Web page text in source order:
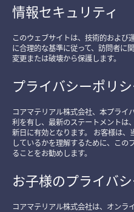
情報セキュリティ
このウェブサイトは、技術的および
に合理的な基準に従って、訪問者に
変更または破壊から保護します。
プライバシーポリ
コアマテリアル株式会社、本プライ
利を有し、最新のステートメントは
新日に有効となります。 お客様は
しているかを理解するために、この
ることをお勧めします。
お子様のプライバ
コアマテリアル株式会社は、オンラ